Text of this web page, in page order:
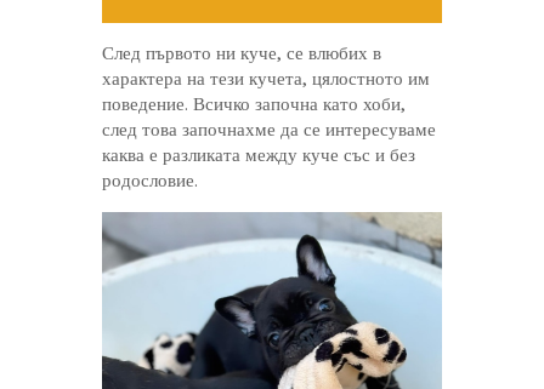
След първото ни куче, се влюбих в
характера на тези кучета, цялостното им
поведение. Всичко започна като хоби,
след това започнахме да се интересуваме
каква е разликата между куче със и без
родословие.